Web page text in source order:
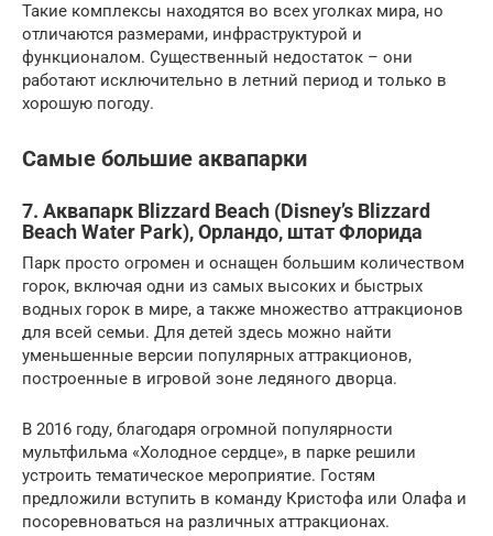
Такие комплексы находятся во всех уголках мира, но
отличаются размерами, инфраструктурой и
функционалом. Существенный недостаток – они
работают исключительно в летний период и только в
хорошую погоду.
Самые большие аквапарки
7. Аквапарк Blizzard Beach (Disney’s Blizzard
Beach Water Park), Орландо, штат Флорида
Парк просто огромен и оснащен большим количеством
горок, включая одни из самых высоких и быстрых
водных горок в мире, а также множество аттракционов
для всей семьи. Для детей здесь можно найти
уменьшенные версии популярных аттракционов,
построенные в игровой зоне ледяного дворца.
В 2016 году, благодаря огромной популярности
мультфильма «Холодное сердце», в парке решили
устроить тематическое мероприятие. Гостям
предложили вступить в команду Кристофа или Олафа и
посоревноваться на различных аттракционах.